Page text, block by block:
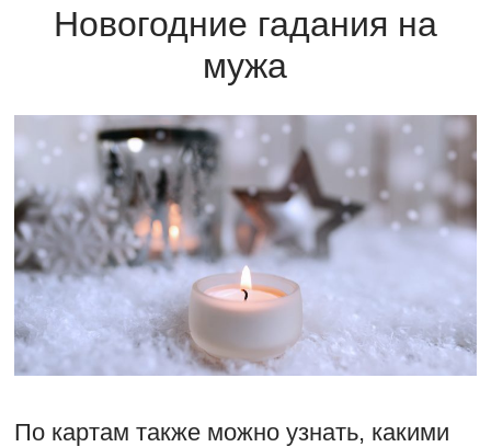
Новогодние гадания на
мужа
По картам также можно узнать, какими